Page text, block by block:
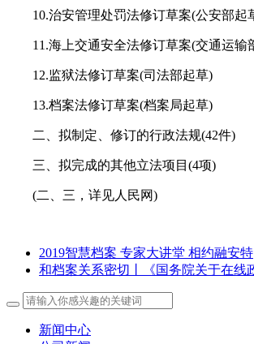
10.治安管理处罚法修订草案(公安部起
11.海上交通安全法修订草案(交通运输
12.监狱法修订草案(司法部起草)
13.档案法修订草案(档案局起草)
二、拟制定、修订的行政法规(42件)
三、拟完成的其他立法项目(4项)
(二、三，详见人民网)
2019智慧档案 专家大讲堂 相约融安特
和档案关系密切丨《国务院关于在线
新闻中心